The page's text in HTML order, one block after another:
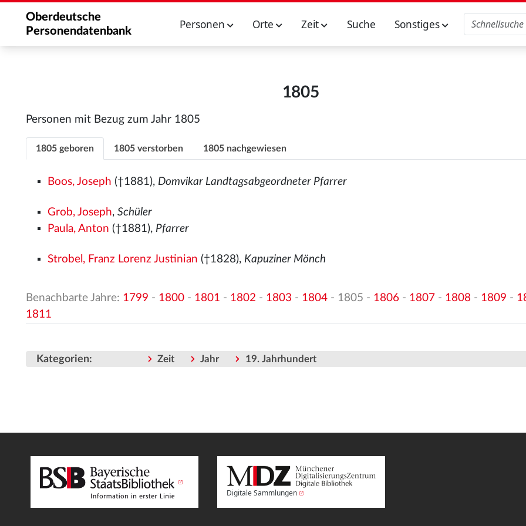
Oberdeutsche
Personendatenbank
Personen Orte Zeit Suche Sonstiges
1805
Personen mit Bezug zum Jahr 1805
1805 geboren 1805 verstorben 1805 nachgewiesen
Boos, Joseph (†1881), Domvikar Landtagsabgeordneter Pfarrer
Grob, Joseph,Schüler
Paula, Anton (†1881), Pfarrer
Strobel, Franz Lorenz Justinian (†1828), Kapuziner Mönch
Benachbarte Jahre: 1799 - 1800 - 1801 - 1802 - 1803 - 1804 - 1805 - 1806 - 1807 - 1808 - 1809 -
1811
Kategorien: Zeit Jahr 19. Jahrhundert
Digitale Sammlungen